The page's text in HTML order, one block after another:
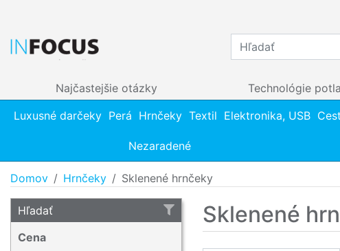
Najčastejšie otázky Technológie
Luxusné darčeky Perá Hrnčeky Textil Elektronika, USB
Nezaradené
Domov Hrnčeky Sklenené hrnčeky
Hľadať
Cena
Sklenené